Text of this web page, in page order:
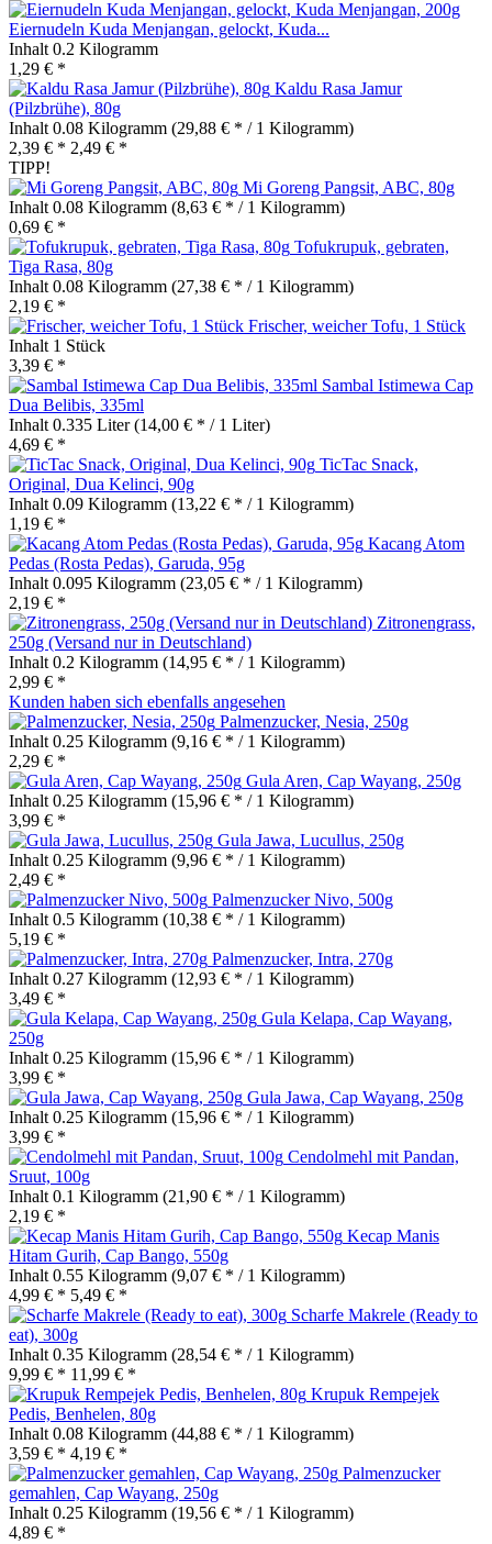
Eiernudeln Kuda Menjangan, gelockt, Kuda...
Inhalt 0.2 Kilogramm
1,29 € *
Kaldu Rasa Jamur
(Pilzbrühe), 80g
Inhalt 0.08 Kilogramm (29,88 € * / 1 Kilogramm)
2,39 € * 2,49 € *
TIPP!
Mi Goreng Pangsit, ABC, 80g
Inhalt 0.08 Kilogramm (8,63 € * / 1 Kilogramm)
0,69 € *
Tofukrupuk, gebraten,
Tiga Rasa, 80g
Inhalt 0.08 Kilogramm (27,38 € * / 1 Kilogramm)
2,19 € *
Frischer, weicher Tofu, 1 Stück
Inhalt 1 Stück
3,39 € *
Sambal Istimewa Cap
Dua Belibis, 335ml
Inhalt 0.335 Liter(14,00 € * / 1 Liter)
4,69 € *
TicTac Snack,
Original, Dua Kelinci, 90g
Inhalt 0.09 Kilogramm (13,22 € * / 1 Kilogramm)
1,19 € *
Kacang Atom
Pedas (Rosta Pedas), Garuda, 95g
Inhalt 0.095 Kilogramm (23,05 € * / 1 Kilogramm)
2,19 € *
Zitronengrass,
250g (Versand nur in Deutschland)
Inhalt 0.2 Kilogramm (14,95 € * / 1 Kilogramm)
2,99 € *
Kunden haben sich ebenfalls angesehen
Palmenzucker, Nesia, 250g
Inhalt 0.25 Kilogramm (9,16 € * / 1 Kilogramm)
2,29 € *
Gula Aren, Cap Wayang, 250g
Inhalt 0.25 Kilogramm (15,96 € * / 1 Kilogramm)
3,99 € *
Gula Jawa, Lucullus, 250g
Inhalt 0.25 Kilogramm (9,96 € * / 1 Kilogramm)
2,49 € *
Palmenzucker Nivo, 500g
Inhalt 0.5 Kilogramm (10,38 € * / 1 Kilogramm)
5,19 € *
Palmenzucker, Intra, 270g
Inhalt 0.27 Kilogramm (12,93 € * / 1 Kilogramm)
3,49 € *
Gula Kelapa, Cap Wayang,
250g
Inhalt 0.25 Kilogramm (15,96 € * / 1 Kilogramm)
3,99 € *
Gula Jawa, Cap Wayang, 250g
Inhalt 0.25 Kilogramm (15,96 € * / 1 Kilogramm)
3,99 € *
Cendolmehl mit Pandan,
Sruut, 100g
Inhalt 0.1 Kilogramm (21,90 € * / 1 Kilogramm)
2,19 € *
Kecap Manis
Hitam Gurih, Cap Bango, 550g
Inhalt 0.55 Kilogramm (9,07 € * / 1 Kilogramm)
4,99 € * 5,49 € *
Scharfe Makrele (Ready to
eat), 300g
Inhalt 0.35 Kilogramm (28,54 € * / 1 Kilogramm)
9,99 € * 11,99 € *
Krupuk Rempejek
Pedis, Benhelen, 80g
Inhalt 0.08 Kilogramm (44,88 € * / 1 Kilogramm)
3,59 € * 4,19 € *
Palmenzucker
gemahlen, Cap Wayang, 250g
Inhalt 0.25 Kilogramm (19,56 € * / 1 Kilogramm)
4,89 € *